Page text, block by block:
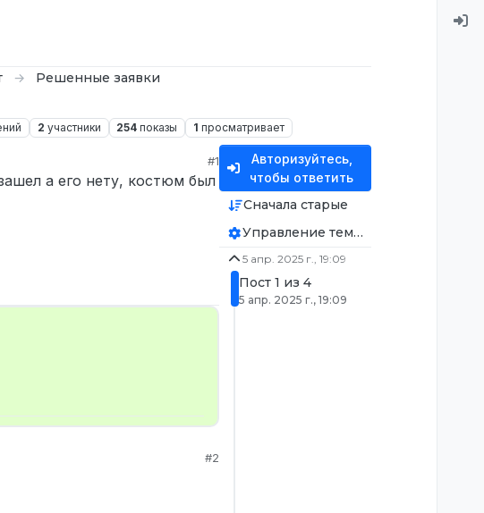
Решенные заявки
2 участники 254 показы 1 просматривает
#1
а его нету, костюм был
#2
Авторизуйтесь,
чтобы ответить
Сначала старые
Управление темой
5 апр. 2025 г., 19:09
Пост 1 из 4
5 апр. 2025 г., 19:09